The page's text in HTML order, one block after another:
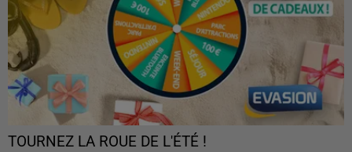
TOURNEZ LA ROUE DE L'ÉTÉ !